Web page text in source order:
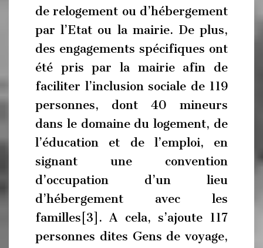
de relogement ou d’hébergement
par l’Etat ou la mairie. De plus,
des engagements spécifiques ont
été pris par la mairie afin de
faciliter l’inclusion sociale de 119
personnes, dont 40 mineurs
dans le domaine du logement, de
l’éducation et de l’emploi, en
signant une convention
d’occupation d’un lieu
d’hébergement avec les
familles[3]. A cela, s’ajoute 117
personnes dites Gens de voyage,